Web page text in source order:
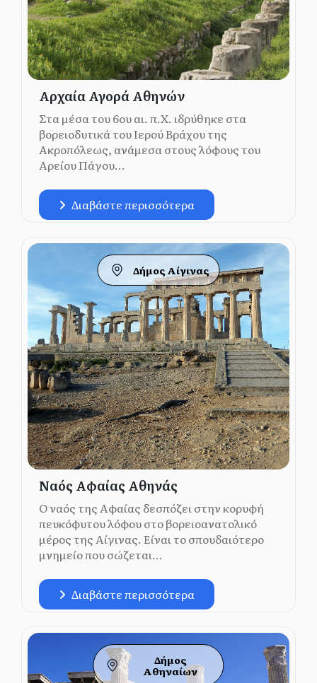
Αρχαία Αγορά Αθηνών
Στα μέσα του 6ου αι. π.Χ. ιδρύθηκε στα
βορειοδυτικά του Ιερού Βράχου της
Ακροπόλεως, ανάμεσα στους λόφους του
Αρείου Πάγου...
Διαβάστε περισσότερα
Δήμος Αίγινας
Ναός Αφαίας Αθηνάς
Ο ναός της Αφαίας δεσπόζει στην κορυφή
πευκόφυτου λόφου στο βορειοανατολικό
μέρος της Αίγινας. Είναι το σπουδαιότερο
μνημείο που σώζεται...
Διαβάστε περισσότερα
Δήμος
Αθηναίων